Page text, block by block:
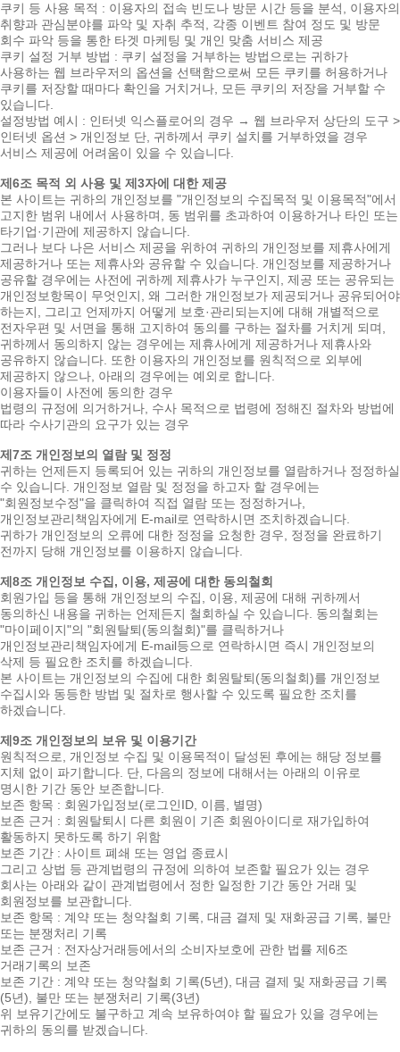
쿠키 등 사용 목적 : 이용자의 접속 빈도나 방문 시간 등을 분석, 이용자의
취향과 관심분야를 파악 및 자취 추적, 각종 이벤트 참여 정도 및 방문
회수 파악 등을 통한 타겟 마케팅 및 개인 맞춤 서비스 제공
쿠키 설정 거부 방법 : 쿠키 설정을 거부하는 방법으로는 귀하가
사용하는 웹 브라우저의 옵션을 선택함으로써 모든 쿠키를 허용하거나
쿠키를 저장할 때마다 확인을 거치거나, 모든 쿠키의 저장을 거부할 수
있습니다.
설정방법 예시 : 인터넷 익스플로어의 경우 → 웹 브라우저 상단의 도구 >
인터넷 옵션 > 개인정보 단, 귀하께서 쿠키 설치를 거부하였을 경우
서비스 제공에 어려움이 있을 수 있습니다.
제6조 목적 외 사용 및 제3자에 대한 제공
본 사이트는 귀하의 개인정보를 "개인정보의 수집목적 및 이용목적"에서
고지한 범위 내에서 사용하며, 동 범위를 초과하여 이용하거나 타인 또는
타기업·기관에 제공하지 않습니다.
그러나 보다 나은 서비스 제공을 위하여 귀하의 개인정보를 제휴사에게
제공하거나 또는 제휴사와 공유할 수 있습니다. 개인정보를 제공하거나
공유할 경우에는 사전에 귀하께 제휴사가 누구인지, 제공 또는 공유되는
개인정보항목이 무엇인지, 왜 그러한 개인정보가 제공되거나 공유되어야
하는지, 그리고 언제까지 어떻게 보호·관리되는지에 대해 개별적으로
전자우편 및 서면을 통해 고지하여 동의를 구하는 절차를 거치게 되며,
귀하께서 동의하지 않는 경우에는 제휴사에게 제공하거나 제휴사와
공유하지 않습니다. 또한 이용자의 개인정보를 원칙적으로 외부에
제공하지 않으나, 아래의 경우에는 예외로 합니다.
이용자들이 사전에 동의한 경우
법령의 규정에 의거하거나, 수사 목적으로 법령에 정해진 절차와 방법에
따라 수사기관의 요구가 있는 경우
제7조 개인정보의 열람 및 정정
귀하는 언제든지 등록되어 있는 귀하의 개인정보를 열람하거나 정정하실
수 있습니다. 개인정보 열람 및 정정을 하고자 할 경우에는
"회원정보수정"을 클릭하여 직접 열람 또는 정정하거나,
개인정보관리책임자에게 E-mail로 연락하시면 조치하겠습니다.
귀하가 개인정보의 오류에 대한 정정을 요청한 경우, 정정을 완료하기
전까지 당해 개인정보를 이용하지 않습니다.
제8조 개인정보 수집, 이용, 제공에 대한 동의철회
회원가입 등을 통해 개인정보의 수집, 이용, 제공에 대해 귀하께서
동의하신 내용을 귀하는 언제든지 철회하실 수 있습니다. 동의철회는
"마이페이지"의 "회원탈퇴(동의철회)"를 클릭하거나
개인정보관리책임자에게 E-mail등으로 연락하시면 즉시 개인정보의
삭제 등 필요한 조치를 하겠습니다.
본 사이트는 개인정보의 수집에 대한 회원탈퇴(동의철회)를 개인정보
수집시와 동등한 방법 및 절차로 행사할 수 있도록 필요한 조치를
하겠습니다.
제9조 개인정보의 보유 및 이용기간
원칙적으로, 개인정보 수집 및 이용목적이 달성된 후에는 해당 정보를
지체 없이 파기합니다. 단, 다음의 정보에 대해서는 아래의 이유로
명시한 기간 동안 보존합니다.
보존 항목 : 회원가입정보(로그인ID, 이름, 별명)
보존 근거 : 회원탈퇴시 다른 회원이 기존 회원아이디로 재가입하여
활동하지 못하도록 하기 위함
보존 기간 : 사이트 폐쇄 또는 영업 종료시
그리고 상법 등 관계법령의 규정에 의하여 보존할 필요가 있는 경우
회사는 아래와 같이 관계법령에서 정한 일정한 기간 동안 거래 및
회원정보를 보관합니다.
보존 항목 : 계약 또는 청약철회 기록, 대금 결제 및 재화공급 기록, 불만
또는 분쟁처리 기록
보존 근거 : 전자상거래등에서의 소비자보호에 관한 법률 제6조
거래기록의 보존
보존 기간 : 계약 또는 청약철회 기록(5년), 대금 결제 및 재화공급 기록
(5년), 불만 또는 분쟁처리 기록(3년)
위 보유기간에도 불구하고 계속 보유하여야 할 필요가 있을 경우에는
귀하의 동의를 받겠습니다.